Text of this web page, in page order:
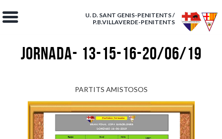
U. D. SANT GENIS-PENITENTS /
P.B.VILLAVERDE-PENITENTS
JORNADA- 13-15-16-20/06/19
PARTITS AMISTOSOS